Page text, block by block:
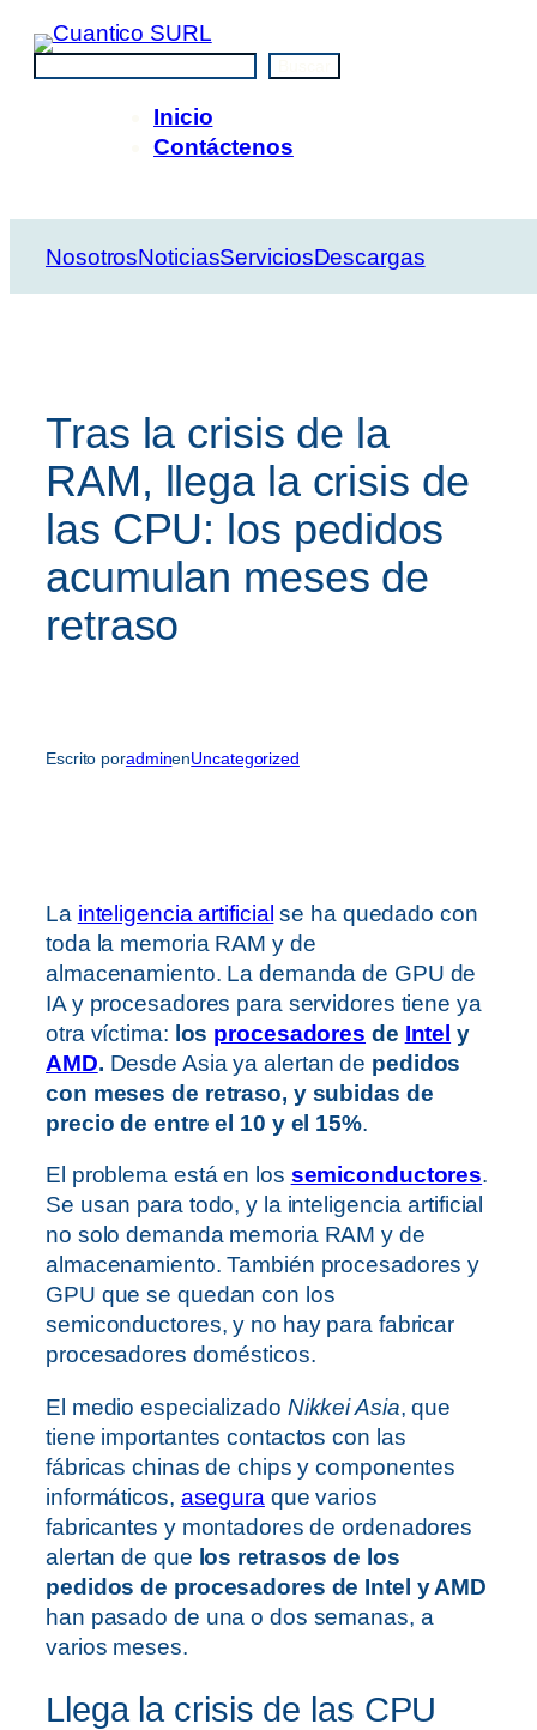
Saltar
contenido
Inicio
Contáctenos
NosotrosNoticiasServiciosDescargas
Tras la crisis de la
RAM, llega la crisis de
las CPU: los pedidos
acumulan meses de
retraso
Escrito poradminenUncategorized
La inteligencia artificial se ha quedado con
toda la memoria RAM y de
almacenamiento. La demanda de GPU de
IA y procesadores para servidores tiene ya
otra víctima: los procesadores de Intel y
AMD. Desde Asia ya alertan de pedidos
con meses de retraso, y subidas de
precio de entre el 10 y el 15%.
El problema está en los semiconductores.
Se usan para todo, y la inteligencia artificial
no solo demanda memoria RAM y de
almacenamiento. También procesadores y
GPU que se quedan con los
semiconductores, y no hay para fabricar
procesadores domésticos.
El medio especializado Nikkei Asia, que
tiene importantes contactos con las
fábricas chinas de chips y componentes
informáticos, asegura que varios
fabricantes y montadores de ordenadores
alertan de que los retrasos de los
pedidos de procesadores de Intel y AMD
han pasado de una o dos semanas, a
varios meses.
Llega la crisis de las CPU